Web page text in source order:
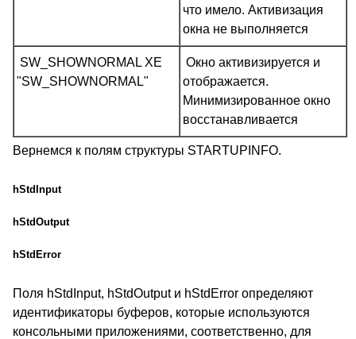
что имело. Активизация
окна не выполняется
SW_SHOWNORMAL XE
"SW_SHOWNORMAL"
Окно активизируется и
отображается.
Минимизированное окно
восстанавливается
Вернемся к полям структуры STARTUPINFO.
hStdInput
hStdOutput
hStdError
Поля hStdInput, hStdOutput и hStdError определяют
идентификаторы буферов, которые используются
консольными приложениями, соответственно, для